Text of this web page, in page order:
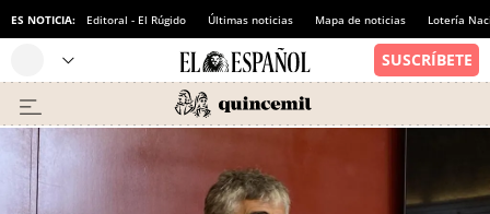
ES NOTICIA: Editoral - El Rúgido Últimas noticias Mapa de noticias Lotería